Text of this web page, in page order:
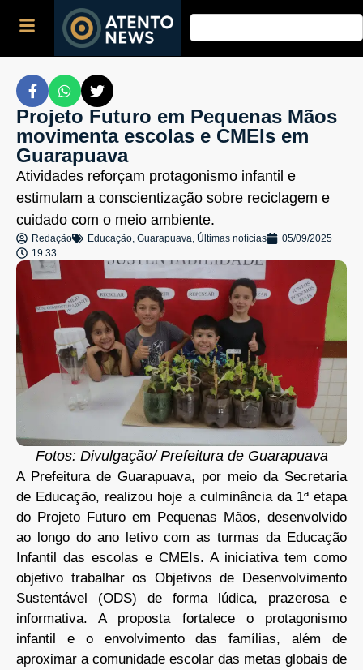
Projeto Futuro em Pequenas Mãos
movimenta escolas e CMEIs em
Guarapuava
Atividades reforçam protagonismo infantil e
estimulam a conscientização sobre reciclagem e
cuidado com o meio ambiente.
Redação Educação, Guarapuava, Últimas notícias
05/09/2025
19:33
Fotos: Divulgação/ Prefeitura de Guarapuava
A Prefeitura de Guarapuava, por meio da Secretaria
de Educação, realizou hoje a culminância da 1ª etapa
do Projeto Futuro em Pequenas Mãos, desenvolvido
ao longo do ano letivo com as turmas da Educação
Infantil das escolas e CMEIs. A iniciativa tem como
objetivo trabalhar os Objetivos de Desenvolvimento
Sustentável (ODS) de forma lúdica, prazerosa e
informativa. A proposta fortalece o protagonismo
infantil e o envolvimento das famílias, além de
aproximar a comunidade escolar das metas globais de